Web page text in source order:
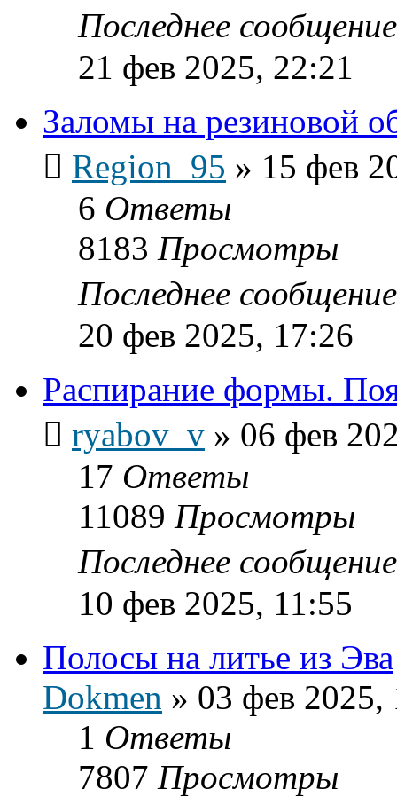
Последнее
21 фев 2025, 22:21
Заломы на резиновой
Region_95 » 15 фев
6 Ответы
8183 Просмотры
Последнее
20 фев 2025, 17:26
Распирание формы.
ryabov_v » 06 фев
17 Ответы
11089 Просмотры
Последнее
10 фев 2025, 11:55
Полосы на литье из Эва
Dokmen » 03 фев 2025,
1 Ответы
7807 Просмотры